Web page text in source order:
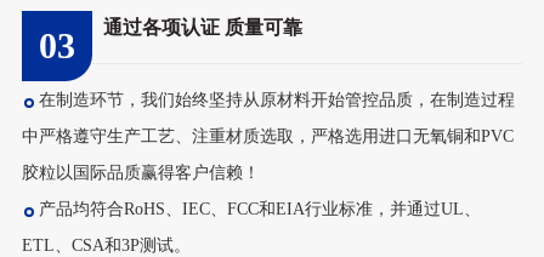
03 通过各项认证 质量可靠
在制造环节，我们始终坚持从原材料开始管控品质，在制造过程
中严格遵守生产工艺、注重材质选取，严格选用进口无氧铜和PVC
胶粒以国际品质赢得客户信赖！
产品均符合RoHS、IEC、FCC和EIA行业标准，并通过UL、
ETL、CSA和3P测试。